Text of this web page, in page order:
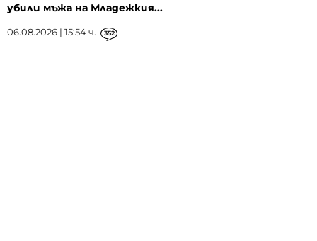
убили мъжа на Младежкия...
06.08.2026 | 15:54 ч. 352